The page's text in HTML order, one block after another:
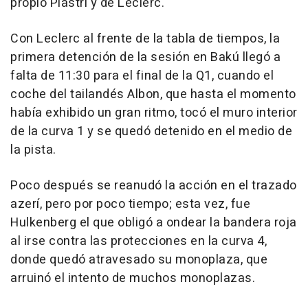
Con Leclerc al frente de la tabla de tiempos, la
primera detención de la sesión en Bakú llegó a
falta de 11:30 para el final de la Q1, cuando el
coche del tailandés Albon, que hasta el momento
había exhibido un gran ritmo, tocó el muro interior
de la curva 1 y se quedó detenido en el medio de
la pista.
Poco después se reanudó la acción en el trazado
azerí, pero por poco tiempo; esta vez, fue
Hulkenberg el que obligó a ondear la bandera roja
al irse contra las protecciones en la curva 4,
donde quedó atravesado su monoplaza, que
arruinó el intento de muchos monoplazas.